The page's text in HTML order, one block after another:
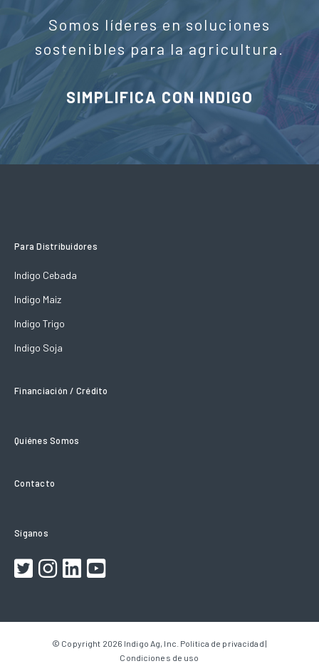
Somos líderes en soluciones
sostenibles para la agricultura.
SIMPLIFICA CON INDIGO
Para Distribuidores
Indigo Cebada
Indigo Maiz
Indigo Trigo
Indigo Soja
Financiación / Crédito
Quiénes Somos
Contacto
Síganos
© Copyright 2026 Indigo Ag, Inc. Política de privacidad |
Condiciones de uso